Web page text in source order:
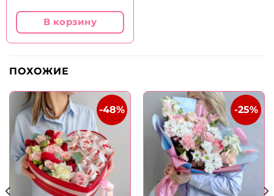
В корзину
ПОХОЖИЕ
-48% -25%